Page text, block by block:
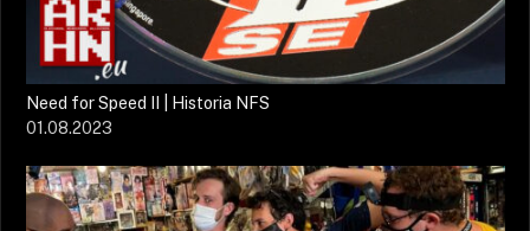
Need for Speed II | Historia NFS
01.08.2023